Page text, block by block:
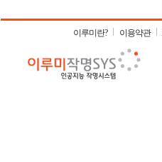
이루미란? 이용약관